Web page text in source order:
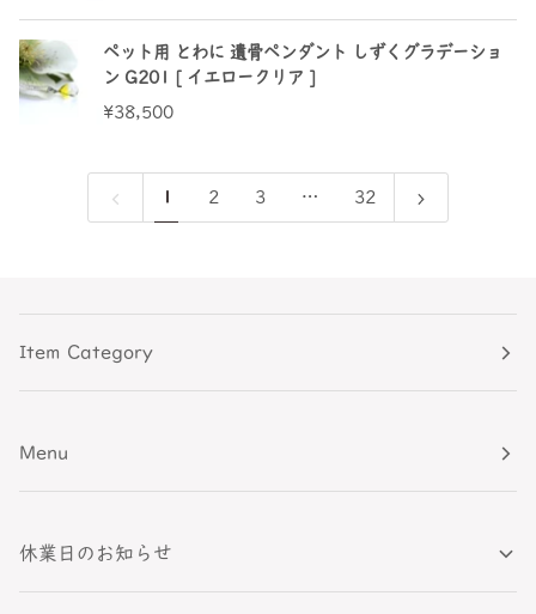
ペット用 とわに 遺骨ペンダント しずくグラデーショ
ン G201 [ イエロークリア ]
¥38,500
1 2 3 … 32
Item Category
Menu
休業日のお知らせ